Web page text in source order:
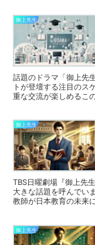
御上先生
話題のドラマ「御上先
トが登壇する注目のス
重な交流が楽しめるこ
御上先生
TBS日曜劇場『御上先
大きな話題を呼んでい
教師が日本教育の未来
御上先生